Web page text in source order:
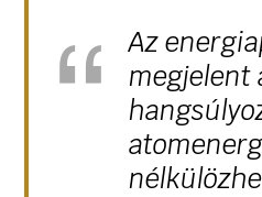
Az
megjelent